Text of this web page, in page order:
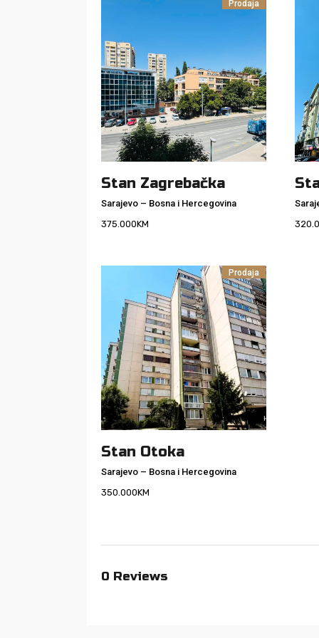
Prodaja
Stan Zagrebačka
Sarajevo – Bosna i Hercegovina
375.000KM
Prodaja
Stan Otoka
Sarajevo – Bosna i Hercegovina
350.000KM
0 Reviews